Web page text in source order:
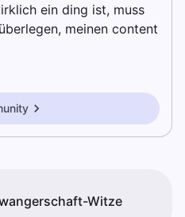
ein ding ist, muss
meinen content
Witze